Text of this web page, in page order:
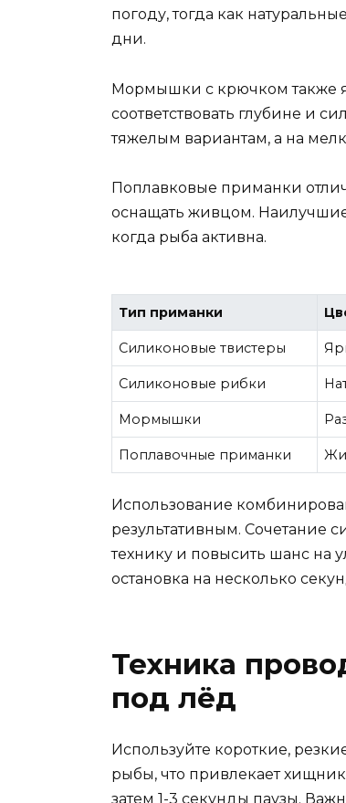
погоду, тогда как
дни.
Мормышки с крючком также
соответствовать глубине и
тяжелым вариантам, а на
Поплавковые приманки
оснащать живцом.
когда рыба активна.
Тип приманки
Силиконовые твистеры
Силиконовые рибки
Мормышки
Поплавочные приманки
Использование
результативным. Сочетание
технику и повысить шанс на
остановка на несколько
Техника
под лёд
Используйте короткие,
рыбы, что привлекает
затем 1-3 секунды паузы.